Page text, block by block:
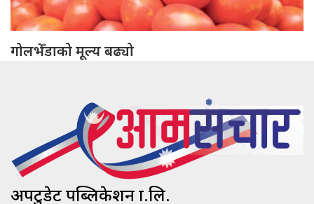
गोलभेँडाको मूल्य बढ्यो
अपटुडेट पब्लिकेशन प्रा.लि.